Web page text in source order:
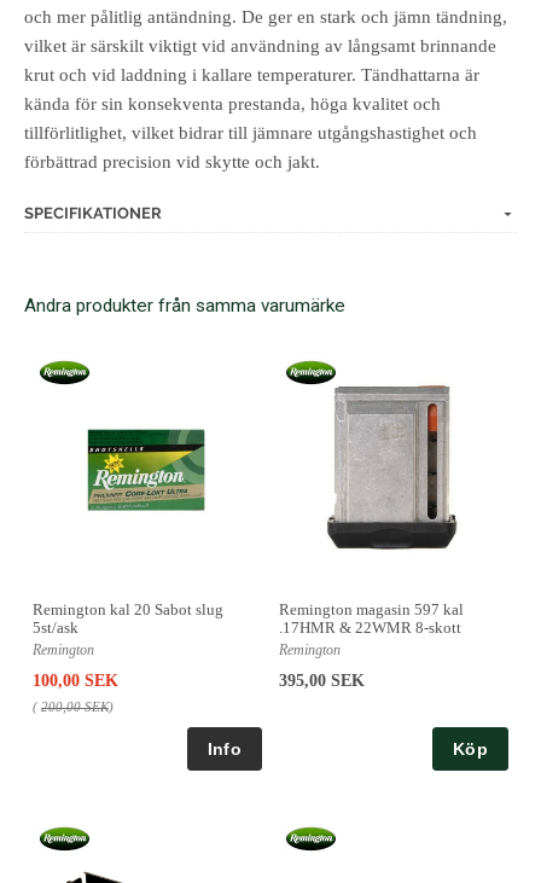
och mer pålitlig antändning. De ger en stark och jämn tändning,
vilket är särskilt viktigt vid användning av långsamt brinnande
krut och vid laddning i kallare temperaturer. Tändhattarna är
kända för sin konsekventa prestanda, höga kvalitet och
tillförlitlighet, vilket bidrar till jämnare utgångshastighet och
förbättrad precision vid skytte och jakt.
SPECIFIKATIONER
Andra produkter från samma varumärke
Remington kal 20 Sabot slug
5st/ask
Remington
100,00 SEK
( 200,00 SEK)
Remington magasin 597 kal
.17HMR & 22WMR 8-skott
Remington
395,00 SEK
Köp